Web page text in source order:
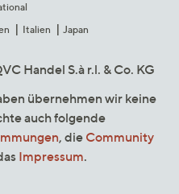
Italien Japan
Handel S.à r.l. & Co. KG
übernehmen wir keine
auch folgende
, die Community
Impressum.